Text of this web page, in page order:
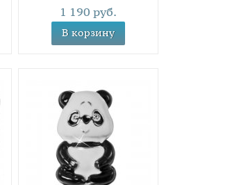
1 190 руб.
В корзину